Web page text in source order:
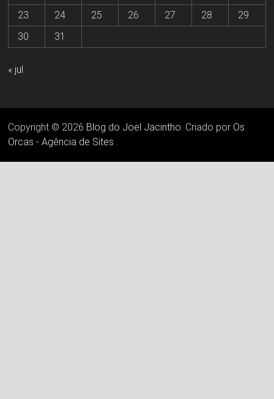
23
24 25 26 27 28
29
30
31
« jul
Copyright © 2026 Blog do Joel Jacintho . Criado por Os
Orcas - Agência de Sites